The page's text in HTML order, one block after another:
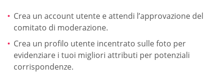
Crea un account utente e attendi l’approvazione del
comitato di moderazione.
Crea un profilo utente incentrato sulle foto per
evidenziare i tuoi migliori attributi per potenziali
corrispondenze.